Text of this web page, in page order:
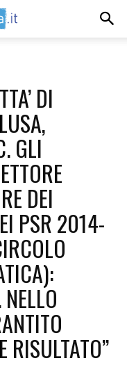
DI
GLI
DEI
PSR 2014-
NELLO
RISULTATO”